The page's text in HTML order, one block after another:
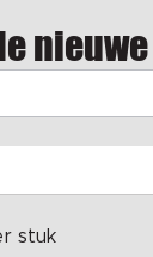
stuk